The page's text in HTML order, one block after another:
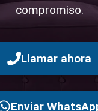
compromiso.
Llamar ahora
Enviar